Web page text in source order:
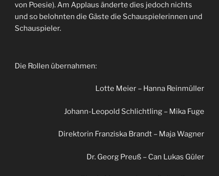
von Poesie). Am Applaus änderte dies jedoch nichts
und so belohnten die Gäste die Schauspielerinnen und
Schauspieler.
Die Rollen übernahmen:
Lotte Meier – Hanna Reinmüller
Johann-Leopold Schlichtling – Mika Fuge
Direktorin Franziska Brandt – Maja Wagner
Dr. Georg Preuß – Can Lukas Güler